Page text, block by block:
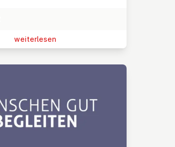
wei­ter­le­sen